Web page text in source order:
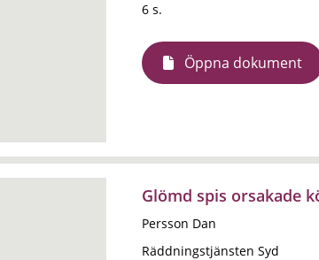
6 s.
Öppna dokument
Glömd spis orsakade
Persson Dan
Räddningstjänsten Syd